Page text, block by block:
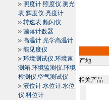
照度计.照度仪.测光
表.辉度仪.亮度计
转速表.频闪仪
菌落计数器
高温计.光学高温计
能见度仪
环境测试仪.环境速
测箱.环境监测仪.环境
检测仪.空气测试仪
液位计.水位计.水位
仪.料位计
产地
相关产品